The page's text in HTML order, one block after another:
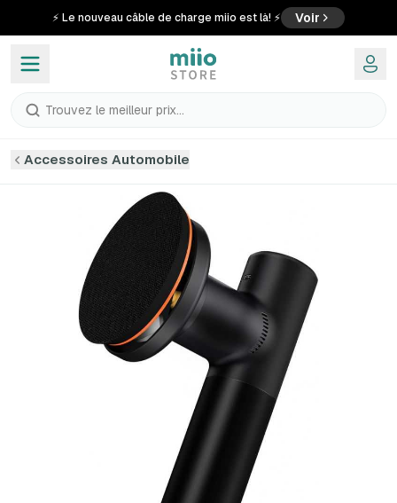
⚡ Le nouveau câble de charge miio est là! ⚡ Voir
Trouvez le meilleur prix...
Accessoires Automobile